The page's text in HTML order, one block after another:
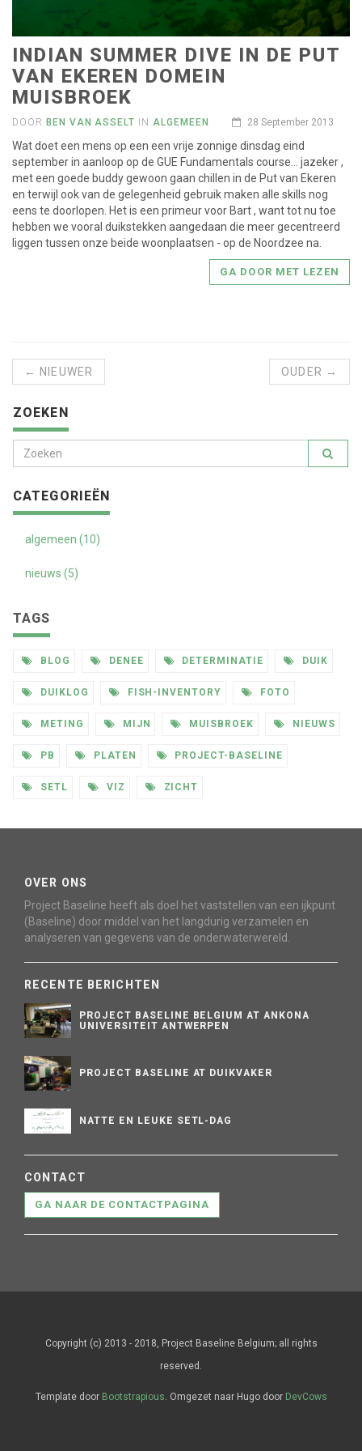
INDIAN SUMMER DIVE IN DE PUT
VAN EKEREN DOMEIN
MUISBROEK
DOOR BEN VAN ASSELT IN ALGEMEEN 28 September 2013
Wat doet een mens op een een vrije zonnige dinsdag eind
september in aanloop op de GUE Fundamentals course… jazeker ,
met een goede buddy gewoon gaan chillen in de Put van Ekeren
en terwijl ook van de gelegenheid gebruik maken alle skills nog
eens te doorlopen. Het is een primeur voor Bart , want tot nu toe
hebben we vooral duikstekken aangedaan die meer gecentreerd
liggen tussen onze beide woonplaatsen - op de Noordzee na.
GA DOOR MET LEZEN
← NIEUWER OUDER →
ZOEKEN
CATEGORIEËN
algemeen (10)
nieuws (5)
TAGS
BLOG DENEE DETERMINATIE DUIK
DUIKLOG FISH-INVENTORY FOTO
METING MIJN MUISBROEK NIEUWS
PB PLATEN PROJECT-BASELINE
SETL VIZ ZICHT
OVER ONS
Project Baseline heeft als doel het vaststellen van een ijkpunt
(Baseline) door middel van het langdurig verzamelen en
analyseren van gegevens van de onderwaterwereld.
RECENTE BERICHTEN
PROJECT BASELINE BELGIUM AT ANKONA
UNIVERSITEIT ANTWERPEN
PROJECT BASELINE AT DUIKVAKER
NATTE EN LEUKE SETL-DAG
CONTACT
GA NAAR DE CONTACTPAGINA
Copyright (c) 2013 - 2018, Project Baseline Belgium; all rights
reserved.
Template door Bootstrapious . Omgezet naar Hugo door DevCows